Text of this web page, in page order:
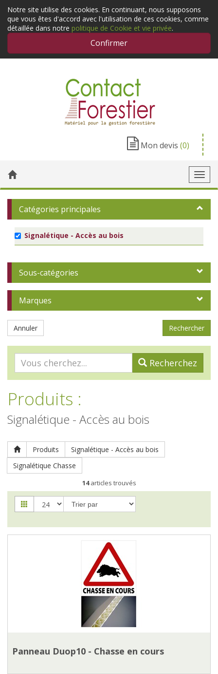
Notre site utilise des cookies. En continuant, nous supposons
que vous êtes d'accord avec l'utilisation de ces cookies, comme
détaillée dans notre politique de Cookie et vie privée.
Confirmer
Mon devis (0)
Catégories principales
Signalétique - Accès au bois
Sous-catégories
Marques
Annuler
Recherchez
Produits :
Signalétique - Accès au bois
Produits
Signalétique - Accès au bois
Signalétique Chasse
14articles trouvés
Panneau Duop10 - Chasse en cours